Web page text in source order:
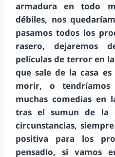
armadura en todo
débiles, nos
pasamos todos los
rasero, dejaremos
películas de terror en
que sale de la casa
morir, o
muchas comedias en
tras el sumun de la
circunstancias,
positiva para los
pensadlo, si vamos